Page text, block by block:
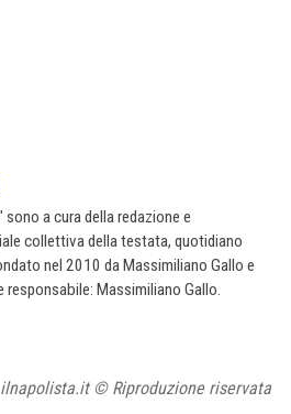
a cura della redazione e
collettiva della testata, quotidiano
nel 2010 da Massimiliano Gallo e
Massimiliano Gallo.
ilnapolista.it © Riproduzione riservata